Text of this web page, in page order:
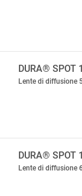
DURA® SPOT
Lente di diffusione
DURA® SPOT
Lente di diffusione